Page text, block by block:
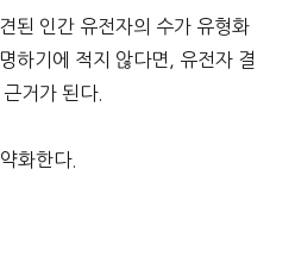
된 인간 유전자의 수가 유형화
하기에 적지 않다면, 유전자 결
거가 된다.
화한다.